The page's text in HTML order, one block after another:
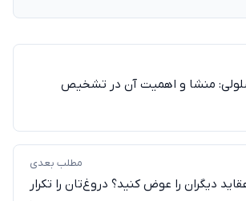
منشا و اهمیت آن در تشخیص
مطلب بعدی
دیگران را عوض کنید؟ دروغ‌تان را تکرار